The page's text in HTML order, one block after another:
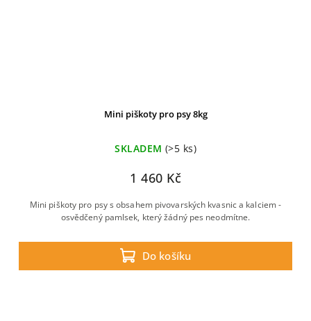
Mini piškoty pro psy 8kg
SKLADEM (>5 ks)
1 460 Kč
Do košíku
Mini piškoty pro psy s obsahem pivovarských kvasnic a kalciem -
osvědčený pamlsek, který žádný pes neodmítne.